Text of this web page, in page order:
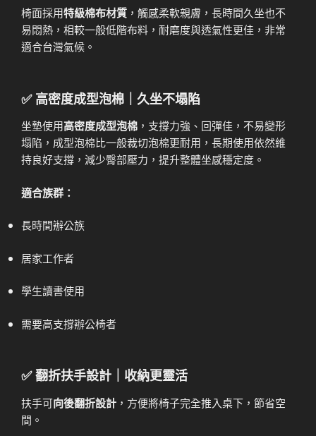
椅面採用特級棉布材質 ，觸感柔軟親膚，長時間久坐也不
易悶熱，相較一般低階布料，耐磨度與透氣性更佳，非常
適合台灣氣候。
✅ 高密度成型泡棉｜久坐不塌陷
坐墊使用高密度成型泡棉 ，支撐力強、回彈佳，不易變形
塌陷，成型泡棉比一般裁切泡棉更耐用，長期使用依然維
持良好支撐，減少臀部壓力，提升整體坐感穩定度。
適合族群：
長時間辦公族
居家工作者
學生讀書使用
需要高支撐辦公椅者
✅ 翻折扶手設計｜收納更靈活
扶手可向後翻折設計 ，方便將椅子完全推入桌下，節省空
間。